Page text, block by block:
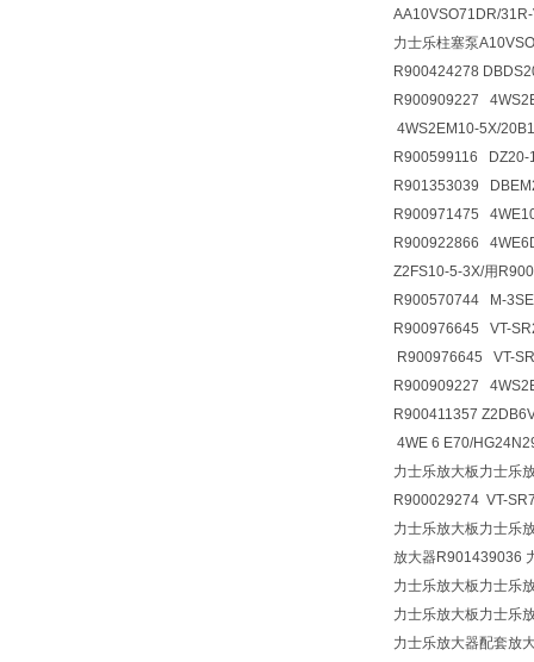
AA10VSO71DR/
力士乐柱塞泵
R900424278
R900909227
4WS2EM10-5X/
R900599116 DZ20-
R901353039
R900971475
R900922866
Z2FS10-5-3X/用
R900570744 M-
R900976645 VT-
R900976645 VT-
R900909227
R900411357
4WE 6 E70/
力士乐放大板力士乐
R900029274 VT-
力士乐放大板力士乐
放大器R901439036
力士乐放大板力士乐
力士乐放大板力士乐
力士乐放大器配套放